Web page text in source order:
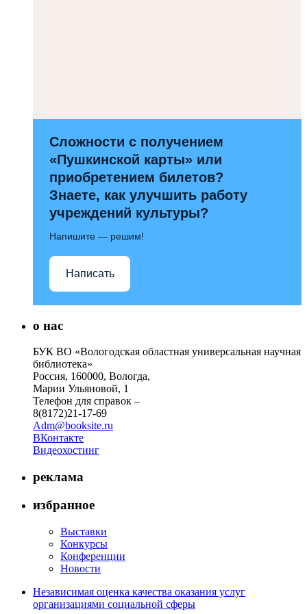
Сложности с получением
«Пушкинской карты» или
приобретением билетов?
Знаете, как улучшить работу
учреждений культуры?
Напишите — решим!
Написать
о нас
БУК ВО «Вологодская областная универсальная научная
библиотека»
Россия, 160000, Вологда,
Марии Ульяновой, 1
Телефон для справок –
8(8172)21-17-69
Adm@booksite.ru
ВКонтакте
Видеохостинг
реклама
избранное
Выставки
Конкурсы
Конференции
Новости
Независимая оценка качества оказания услуг
организациями социальной сферы